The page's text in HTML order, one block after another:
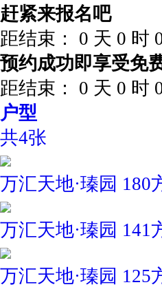
赶紧来报名吧
距结束：
0 天 0 时
预约成功即享受免
距结束：
0 天 0 时
户型
共4张
万汇天地·瑧园 180
万汇天地·瑧园 141
万汇天地·瑧园 125